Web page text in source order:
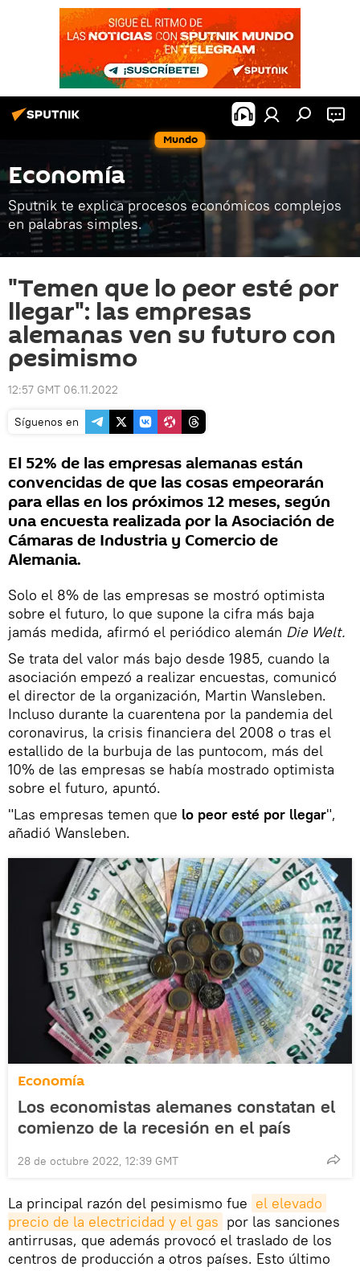
Mundo
Economía
Sputnik te explica procesos económicos complejos
en palabras simples.
"Temen que lo peor esté por
llegar": las empresas
alemanas ven su futuro con
pesimismo
12:57 GMT 06.11.2022
Síguenos en
El 52% de las empresas alemanas están
convencidas de que las cosas empeorarán
para ellas en los próximos 12 meses, según
una encuesta realizada por la Asociación de
Cámaras de Industria y Comercio de
Alemania.
Solo el 8% de las empresas se mostró optimista
sobre el futuro, lo que supone la cifra más baja
jamás medida, afirmó el periódico alemán Die Welt.
Se trata del valor más bajo desde 1985, cuando la
asociación empezó a realizar encuestas, comunicó
el director de la organización, Martin Wansleben.
Incluso durante la cuarentena por la pandemia del
coronavirus, la crisis financiera del 2008 o tras el
estallido de la burbuja de las puntocom, más del
10% de las empresas se había mostrado optimista
sobre el futuro, apuntó.
"Las empresas temen que lo peor esté por llegar",
añadió Wansleben.
Economía
Los economistas alemanes constatan el
comienzo de la recesión en el país
28 de octubre 2022, 12:39 GMT
La principal razón del pesimismo fue el elevado
precio de la electricidad y el gas por las sanciones
antirrusas, que además provocó el traslado de los
centros de producción a otros países. Esto último